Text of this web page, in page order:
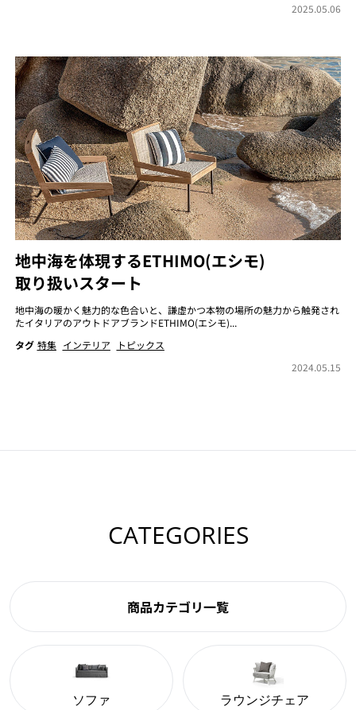
2025.05.06
地中海を体現するETHIMO(エシモ)
取り扱いスタート
地中海の暖かく魅力的な色合いと、謙虚かつ本物の場所の魅力から触発され
たイタリアのアウトドアブランドETHIMO(エシモ)...
タグ 特集 インテリア
トピックス
2024.05.15
CATEGORIES
商品カテゴリ一覧
ソファ ラウンジチェア